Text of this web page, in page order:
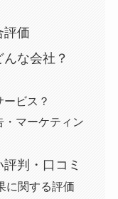
評価
な会社？
ビス？
マーケティン
判・口コミ
に関する評価